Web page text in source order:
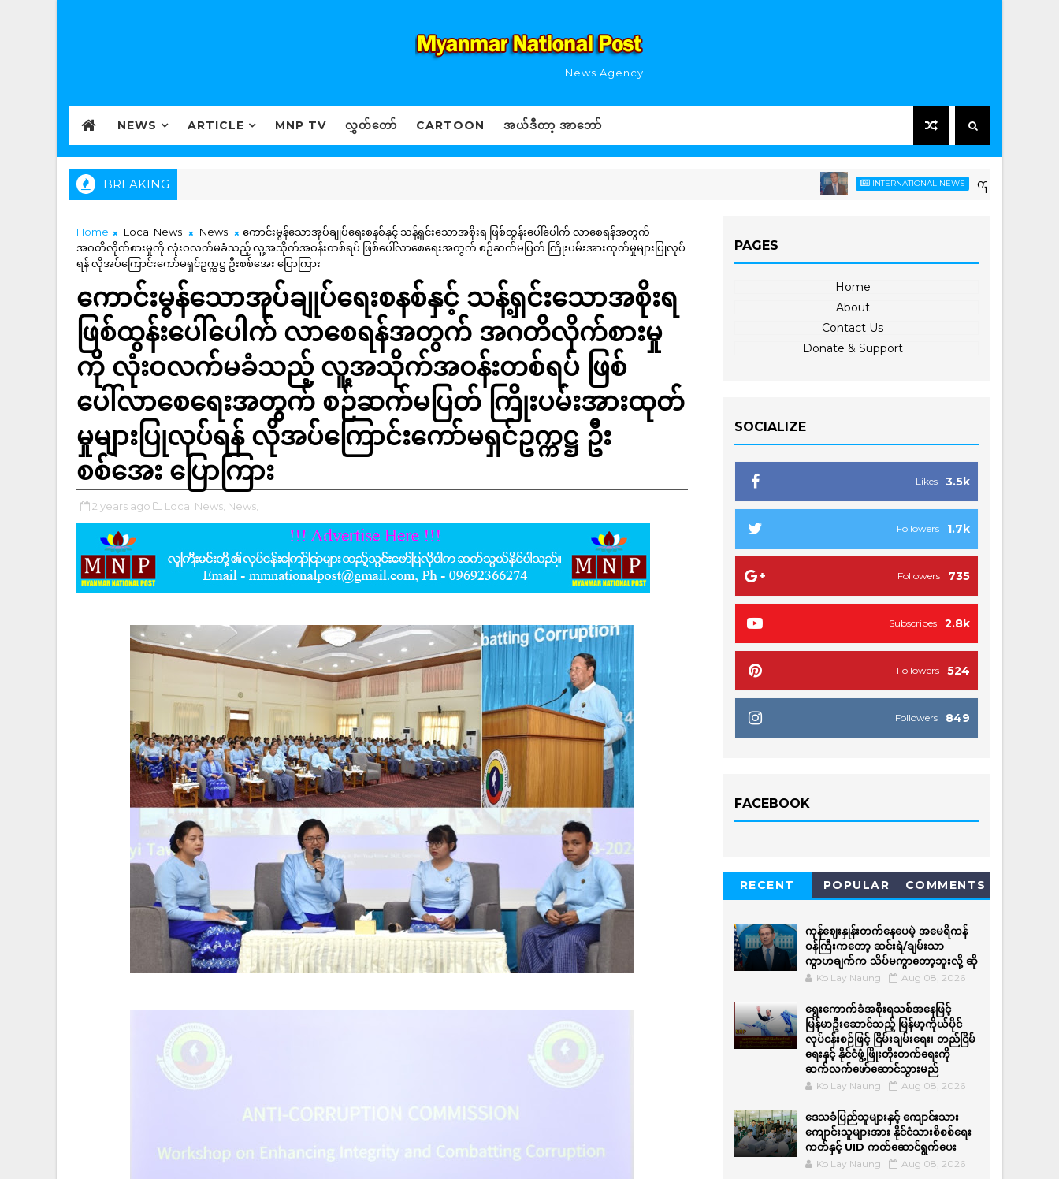
News Agency
NEWS ARTICLE MNP TV လွှတ်တော် CARTOON အယ်ဒီတာ့ အာဘော်
BREAKING INTERNATIONAL NEWS ကုန်ဈေးနှုန်းတက်နေပေမဲ့
Home Local News News
ကောင်းမွန်သောအုပ်ချုပ်ရေးစနစ်နှင့် သန့်ရှင်းသောအစိုးရ ဖြစ်ထွန်းပေါ်ပေါက် လာစေရန်အတွက်
အဂတိလိုက်စားမှုကို လုံးဝလက်မခံသည့် လူ့အသိုက်အဝန်းတစ်ရပ် ဖြစ်ပေါ်လာစေရေးအတွက် စဉ်ဆက်မပြတ် ကြိုးပမ်းအားထုတ်မှုများပြုလုပ်
ရန် လိုအပ်ကြောင်းကော်မရှင်ဥက္ကဋ္ဌ ဦးစစ်အေး ပြောကြား
ကောင်းမွန်သောအုပ်ချုပ်ရေးစနစ်နှင့် သန့်ရှင်းသောအစိုးရ
ဖြစ်ထွန်းပေါ်ပေါက် လာစေရန်အတွက် အဂတိလိုက်စားမှု
ကို လုံးဝလက်မခံသည့် လူ့အသိုက်အဝန်းတစ်ရပ် ဖြစ်
ပေါ်လာစေရေးအတွက် စဉ်ဆက်မပြတ် ကြိုးပမ်းအားထုတ်
မှုများပြုလုပ်ရန် လိုအပ်ကြောင်းကော်မရှင်ဥက္ကဋ္ဌ ဦး
စစ်အေး ပြောကြား
2 years ago Local News, News,
PAGES
Home
About
Contact Us
Donate & Support
SOCIALIZE
3.5k
Likes
1.7k
Followers
735
Followers
2.8k
Subscribes
524
Followers
849
Followers
FACEBOOK
RECENT POPULAR COMMENTS
ကုန်ဈေးနှုန်းတက်နေပေမဲ့ အမေရိကန်
ဝန်ကြီးကတော့ ဆင်းရဲ/ချမ်းသာ
ကွာဟချက်က သိပ်မကွာတော့ဘူးလို့ ဆို
Ko Lay Naung Aug 08, 2026
ရွေးကောက်ခံအစိုးရသစ်အနေဖြင့်
မြန်မာဦးဆောင်သည့် မြန်မာ့ကိုယ်ပိုင်
လုပ်ငန်းစဉ်ဖြင့် ငြိမ်းချမ်းရေး၊ တည်ငြိမ်
ရေးနှင့် နိုင်ငံဖွံ့ဖြိုးတိုးတက်ရေးကို
ဆက်လက်ဖော်ဆောင်သွားမည်
Ko Lay Naung Aug 08, 2026
ဒေသခံပြည်သူများနှင့် ကျောင်းသား
ကျောင်းသူများအား နိုင်ငံသားစိစစ်ရေး
ကတ်နှင့် UID ကတ်ဆောင်ရွက်ပေး
Ko Lay Naung Aug 08, 2026